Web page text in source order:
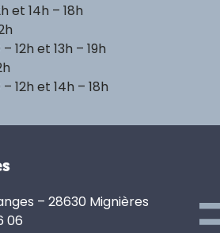
et 14h – 18h
12h et 13h – 19h
12h et 14h – 18h
– 28630 Mignières
06